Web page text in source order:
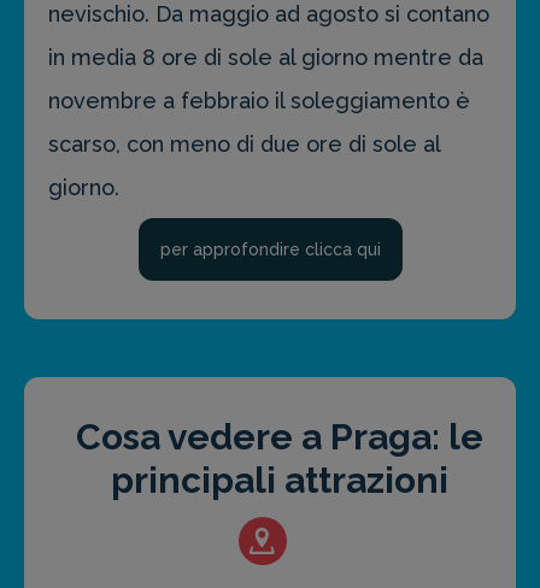
nevischio. Da maggio ad agosto si contano
in media 8 ore di sole al giorno mentre da
novembre a febbraio il soleggiamento è
scarso, con meno di due ore di sole al
giorno.
per approfondire clicca qui
Cosa vedere a Praga: le
principali attrazioni